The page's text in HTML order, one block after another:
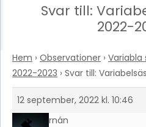
Svar till:
2022-
Hem › Observationer › Variabla
2022-2023 › Svar till:
12 september, 2022 kl. 10:46
Hernán